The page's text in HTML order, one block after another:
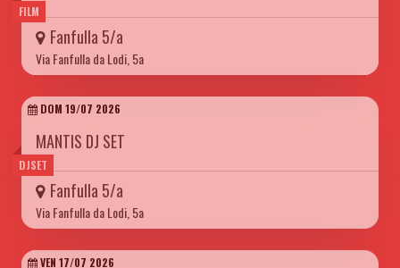
FILM
Fanfulla 5/a
Via Fanfulla da Lodi, 5a
DJSET
DOM 19/07 2026
MANTIS DJ SET
Fanfulla 5/a
Via Fanfulla da Lodi, 5a
VEN 17/07 2026